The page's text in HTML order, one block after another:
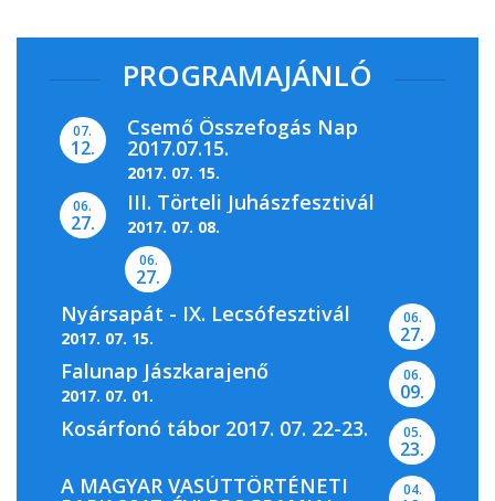
PROGRAMAJÁNLÓ
07.
12.
Csemő Összefogás Nap
2017.07.15.
2017. 07. 15.
06.
27.
III. Törteli Juhászfesztivál
2017. 07. 08.
06.
27.
Nyársapát - IX. Lecsófesztivál
2017. 07. 15.
06.
27.
Falunap Jászkarajenő
2017. 07. 01.
06.
09.
Kosárfonó tábor 2017. 07. 22-23. 05.
23.
A MAGYAR VASÚTTÖRTÉNETI 04.